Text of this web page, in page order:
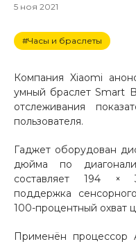
График платежей
Сегодня
Добавляйте
в корзину
Оплачивайте
25% картой
5 ноя 2021
#Часы и браслеты
Компания Xiaomi
умный браслет Smart
отслеживания
пользователя.
Гаджет оборудован
дюйма по
составляет 194 ×
поддержка
100-процентный охват
Применён процессор